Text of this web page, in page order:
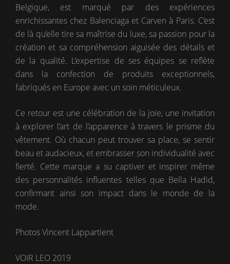
Belgique, est marqué par des expériences
enrichissantes chez Balenciaga et Carven à Paris. C’est
de là qu’elle tire sa maîtrise du luxe, sa passion pour la
création et sa compréhension aiguisée des détails et
de la qualité. L’expertise de ses équipes se reflète
dans la confection de produits exceptionnels,
fabriqués en Europe avec un soin méticuleux.
Ce retour est une célébration de la joie, une invitation
à explorer l’art de l’apparence à travers le prisme du
vêtement. Où chacun peut trouver sa place, se sentir
beau et audacieux, et embrasser son individualité avec
fierté. Cette marque a su captiver et inspirer même
des personnalités influentes telles que Bella Hadid,
confirmant ainsi son impact dans le monde de la
mode.
Photos Vincent Lappartient
VOIR LEO 2019